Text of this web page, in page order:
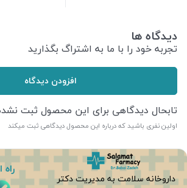
دیدگاه ها
تجربه خود را با ما به اشتراگ بگذارید
افزودن دیدگاه
تابحال دیدگاهی برای این محصول ثبت
اولین نفری باشید که درباره این محصول دیدگاهی ثبت میکند
داروخانه سلامت به مدیریت دکتر
راه